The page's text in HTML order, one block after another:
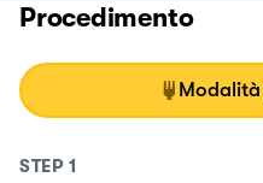
Procedimento
STEP 1